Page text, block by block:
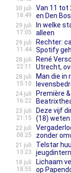
30 juli
18:49
Van 11 tot
en Den
29 juli
17:05
In welke
alleen
29 juli
11:44
Rechter:
Spotify
28 juli
22:11
René
Utrecht,
28 juli
15:10
Man die in
24 juli
16:22
Première
23 juli
21:15
Deze vijf
(18)
22 juli
08:25
zonder
21 juli
13:23
Telstar
18 juli
18:55
Lichaam
op